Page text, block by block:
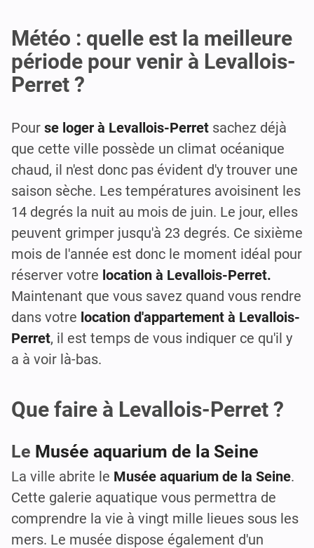
Météo : quelle est la meilleure
période pour venir à Levallois-
Perret ?
Pour se loger à Levallois-Perret sachez déjà
que cette ville possède un climat océanique
chaud, il n'est donc pas évident d'y trouver une
saison sèche. Les températures avoisinent les
14 degrés la nuit au mois de juin. Le jour, elles
peuvent grimper jusqu'à 23 degrés. Ce sixième
mois de l'année est donc le moment idéal pour
réserver votre location à Levallois-Perret.
Maintenant que vous savez quand vous rendre
dans votre location d'appartement à Levallois-
Perret, il est temps de vous indiquer ce qu'il y
a à voir là-bas.
Que faire à Levallois-Perret ?
Le Musée aquarium de la Seine
La ville abrite le Musée aquarium de la Seine.
Cette galerie aquatique vous permettra de
comprendre la vie à vingt mille lieues sous les
mers. Le musée dispose également d'un